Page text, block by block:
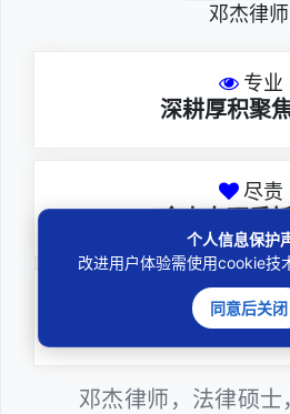
邓杰律师
专业
深耕厚积聚
尽责
全力办理委
务实
扎实维护合
邓杰律师，法律硕
个人信息保护
改进用户体验需使用cookie技
同意后关闭